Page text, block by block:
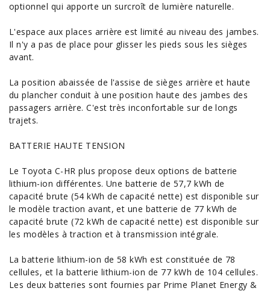
optionnel qui apporte un surcroît de lumière naturelle.
L'espace aux places arrière est limité au niveau des jambes.
Il n'y a pas de place pour glisser les pieds sous les sièges
avant.
La position abaissée de l'assise de sièges arrière et haute
du plancher conduit à une position haute des jambes des
passagers arrière. C'est très inconfortable sur de longs
trajets.
BATTERIE HAUTE TENSION
Le Toyota C-HR plus propose deux options debatterie
lithium-ion différentes. Une batterie de 57,7 kWh de
capacité brute (54 kWh de capacité nette) est disponible sur
le modèle traction avant, et une batterie de 77 kWh de
capacité brute (72 kWh de capacité nette) est disponible sur
les modèles à traction et à transmission intégrale.
La batterie lithium-ion de 58 kWh est constituée de 78
cellules, et la batterie lithium-ion de 77 kWh de 104 cellules.
Les deux batteries sont fournies par Prime Planet Energy &